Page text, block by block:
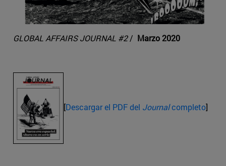
GLOBAL AFFAIRS JOURNAL #2 / Marzo 2020
[Descargar el PDF del Journalcompleto]